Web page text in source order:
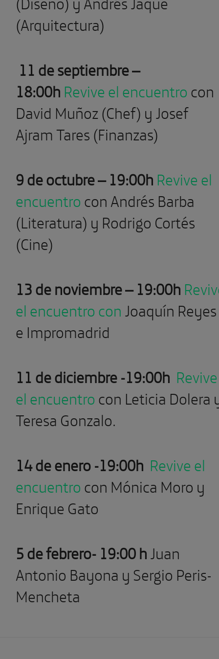
(Arquitectura)
11 de septiembre –
18:00hRevive el encuentrocon
David Muñoz (Chef) y Josef
Ajram Tares (Finanzas)
9 de octubre – 19:00hRevive el
encuentrocon Andrés Barba
(Literatura) y Rodrigo Cortés
(Cine)
13 de noviembre – 19:00h
el encuentro conJoaquín Reyes
e Impromadrid
11 de diciembre -19:00h Revive
el encuentrocon Leticia Dolera
Teresa Gonzalo.
14 de enero -19:00h Revive el
encuentrocon Mónica Moro y
Enrique Gato
5 de febrero- 19:00 hJuan
Antonio Bayona y Sergio Peris-
Mencheta